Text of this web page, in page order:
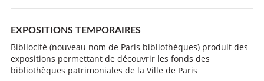
EXPOSITIONS TEMPORAIRES
Bibliocité (nouveau nom de Paris bibliothèques) produit des
expositions permettant de découvrir les fonds des
bibliothèques patrimoniales de la Ville de Paris